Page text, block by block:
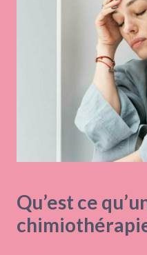
Qu’est ce